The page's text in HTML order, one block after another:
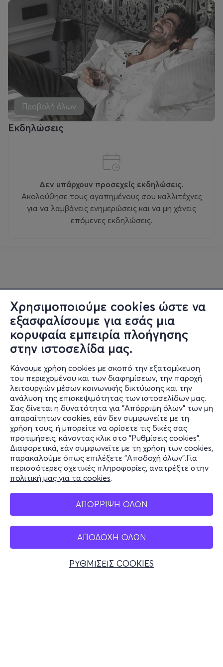
Χρησιμοποιούμε cookies ώστε να
εξασφαλίσουμε για εσάς μια
κορυφαία εμπειρία πλοήγησης
στην ιστοσελίδα μας.
Κάνουμε χρήση cookies με σκοπό την εξατομίκευση
του περιεχομένου και των διαφημίσεων, την παροχή
λειτουργιών μέσων κοινωνικής δικτύωσης και την
ανάλυση της επισκεψιμότητας των ιστοσελίδων μας.
Σας δίνεται η δυνατότητα για "Απόρριψη όλων" των μη
απαραίτητων cookies, εάν δεν συμφωνείτε με τη
χρήση τους, ή μπορείτε να ορίσετε τις δικές σας
προτιμήσεις, κάνοντας κλικ στο "Ρυθμίσεις cookies".
Διαφορετικά, εάν συμφωνείτε με τη χρήση των cookies,
παρακαλούμε όπως επιλέξετε "Αποδοχή όλων".Για
περισσότερες σχετικές πληροφορίες, ανατρέξτε στην
πολιτική μας για τα cookies.
ΑΠΟΡΡΙΨΗ ΟΛΩΝ
ΑΠΟΔΟΧΗ ΟΛΩΝ
ΡΥΘΜΙΣΕΙΣ COOKIES
Προβολή όλων
Εκδηλώσεις
Δεν υπάρχουν προσεχείς εκδηλώσεις.
Ακολούθησε τους αγαπημένους σου καλλιτέχνες
για να λαμβάνεις ενημερώσεις και να μη χάνεις
επόμενες εκδηλώσεις.
Πληροφορίες
Υποστήριξη
Stay Connected
Mobile app